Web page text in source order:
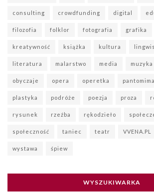
consulting crowdfunding digital
filozofia folklor fotografia grafika
kreatywność książka kultura
literatura malarstwo media muzyka
obyczaje opera operetka pantomima
plastyka podróże poezja proza
rysunek rzeźba rękodzieło
społeczność taniec teatr VVENA.PL
wystawa śpiew
WYSZUKIWARKA